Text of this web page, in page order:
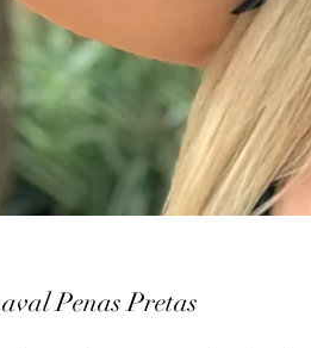
Penas Pretas